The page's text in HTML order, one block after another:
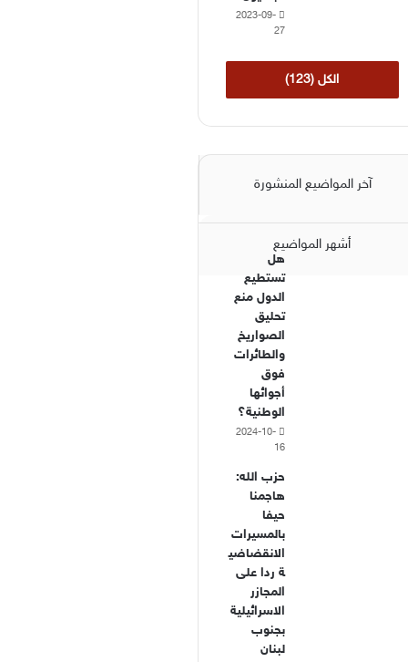
2023-09-
27
الكل (123)
آخر المواضيع المنشورة
أشهر المواضيع
هل
تستطيع
الدول منع
تحليق
الصواريخ
والطائرات
فوق
أجوائها
الوطنية؟
2024-10-
16
حزب الله:
هاجمنا
حيفا
بالمسيرات
الانقضاضي
ة ردا على
المجازر
الاسرائيلية
بجنوب
لبنان